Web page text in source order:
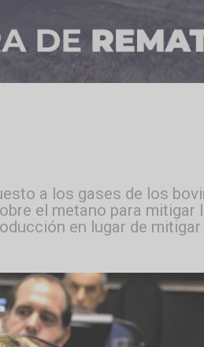
a los gases de
sobre el metano para
producción en lugar